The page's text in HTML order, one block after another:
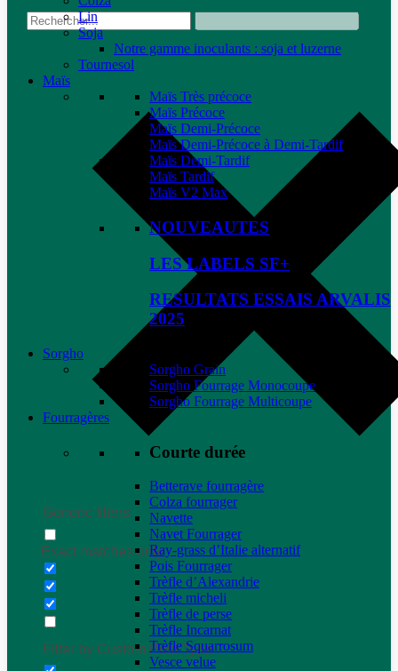
Generic filters
Exact matches only
Filter by Custom Post Type
Lin
Soja
Notre gamme inoculants : soja et luzerne
Tournesol
Maïs
Maïs Très précoce
Maïs Précoce
Maïs Demi-Précoce
Maïs Demi-Précoce à Demi-Tardif
Maïs Demi-Tardif
Maïs Tardif
Maïs V2 Max
NOUVEAUTES
LES LABELS SF+
RESULTATS ESSAIS ARVALIS
2025
Sorgho
Sorgho Grain
Sorgho Fourrage Monocoupe
Sorgho Fourrage Multicoupe
Fourragères
Courte durée
Betterave fourragère
Colza fourrager
Navette
Navet Fourrager
Ray-grass d’Italie alternatif
Pois Fourrager
Trèfle d’Alexandrie
Trèfle micheli
Trèfle de perse
Trèfle Incarnat
Trèfle Squarrosum
Vesce velue